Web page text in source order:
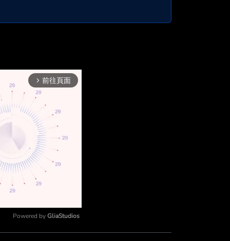
arrow_forward_ios 前往頁面
Powered by GliaStudios